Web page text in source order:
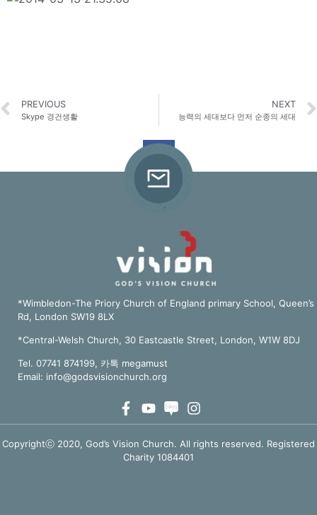
PREVIOUS
Skype 경건생활
NEXT
능력의 세대보다 먼저 순종의 세대
*Wimbledon-The Priory Church of England primary School, Queen’s
Rd, London SW19 8LX
*Central-Welsh Church, 30 Eastcastle Street, London, W1W 8DJ
Tel. 07741 874199, 카톡 megamust
Email: info@godsvisionchurch.org
Copyrightⓒ 2020, God’s Vision Church. All rights reserved. Registered
Charity 1084401